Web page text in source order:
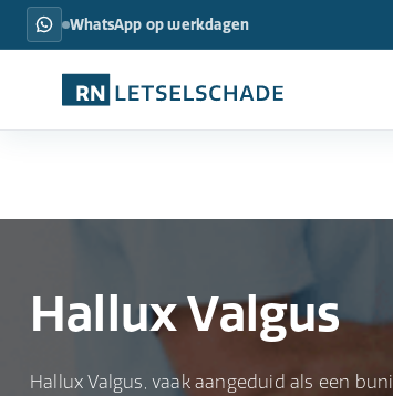
WhatsApp op werkdagen
Hallux Valgus
Hallux Valgus, vaak aangeduid als een